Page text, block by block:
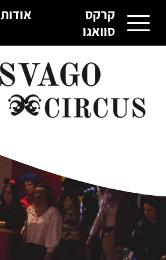
אודות
הפעילויות שלנו
קרקס
סוואגו
אודות